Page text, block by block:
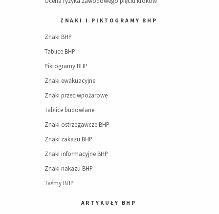
ZNAKI I PIKTOGRAMY BHP
Znaki BHP
Tablice BHP
Piktogramy BHP
Znaki ewakuacyjne
Znaki przeciwpożarowe
Tablice budowlane
Znaki ostrzegawcze BHP
Znaki zakazu BHP
Znaki informacyjne BHP
Znaki nakazu BHP
Taśmy BHP
ARTYKUŁY BHP